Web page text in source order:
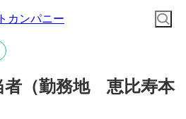
カンパニー
（勤務地 恵比寿本